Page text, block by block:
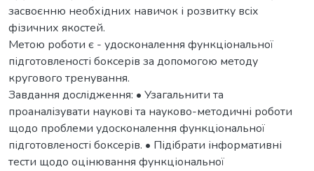
засвоєнню необхідних навичок і розвитку всіх
фізичних якостей.
Метою роботи є - удосконалення функціональної
підготовленості боксерів за допомогою методу
кругового тренування.
Завдання дослідження: • Узагальнити та
проаналізувати наукові та науково-методичні роботи
щодо проблеми удосконалення функціональної
підготовленості боксерів. • Підібрати інформативні
тести щодо оцінювання функціональної